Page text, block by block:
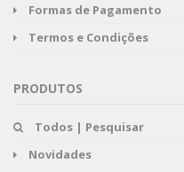
Formas de Pagamento
Termos e Condições
PRODUTOS
Todos | Pesquisar
Novidades